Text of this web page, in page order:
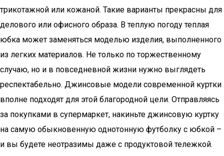
трикотажной или кожаной. Такие варианты прекрасны для
делового или офисного образа. В теплую погоду теплая
юбка может заменяться моделью изделия, выполненного
из легких материалов. Не только по торжественному
случаю, но и в повседневной жизни нужно выглядеть
респектабельно. Джинсовые модели современной куртки
вполне подходят для этой благородной цели. Отправляясь
за покупками в супермаркет, накиньте джинсовую куртку
на самую обыкновенную однотонную футболку с юбкой –
и вы будете неотразимы даже с продуктовой тележкой.